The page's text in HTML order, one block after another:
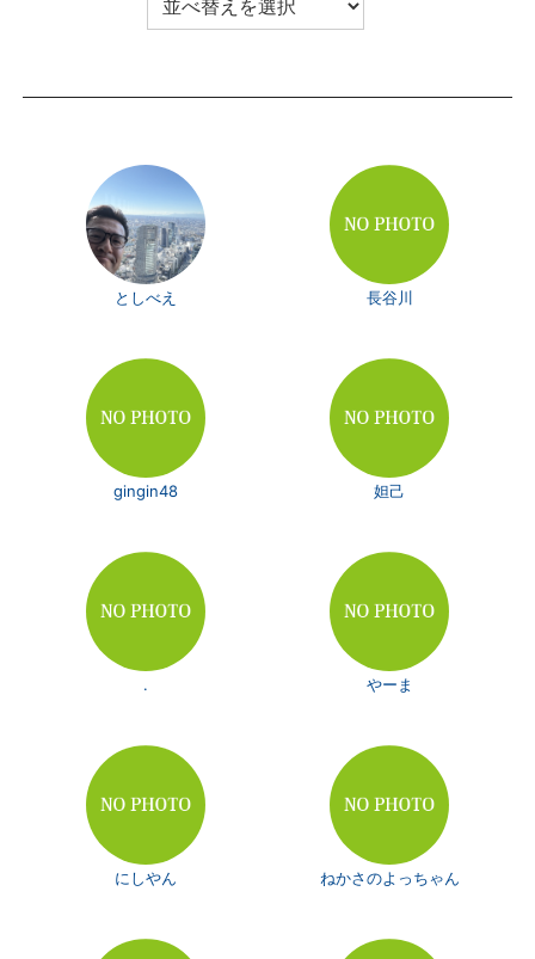
としべえ 長谷川
gingin48 妲己
. やーま
にしやん ねかさのよっちゃん